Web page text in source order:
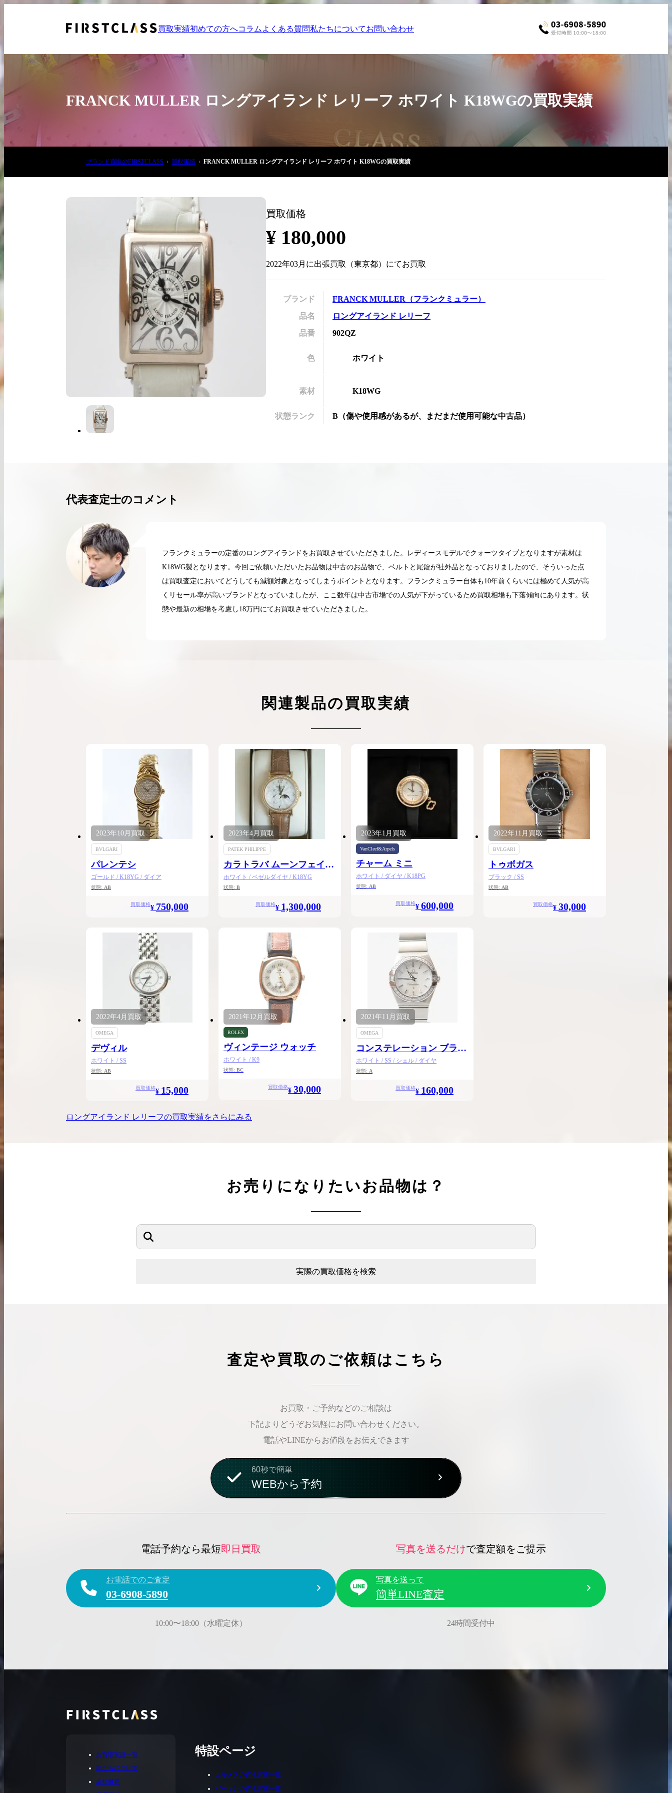
買取実績初めての方へコラム よくある質問私たちについてお問い合わせ
03-6908-5890
出張買取の
お申込み
LINE査定
ップしています
FRANCK MULLER ロングアイランド レリーフ ホワイト K18WGの買取実績
ブランド買取のFIRSTCLASS 買取実績 FRANCK MULLER ロングアイランド レリーフ ホワイト K18WGの買取実績
買取価格
¥ 180,000
2022年03月 に出張買取 （東京都）にてお買取
ブランド FRANCK MULLER （フランクミュラー）
品名
ロングアイランド レリーフ
品番
902QZ
色 ホワイト
素材 K18WG
状態ランク B （傷や使用感があるが、まだまだ使用可能な中古品）
代表査定士のコメント
フランクミュラーの定番のロングアイランドをお買取させていただきました。レディースモデルでクォーツタイプとなりますが素材は
K18WG製となります。今回ご依頼いただいたお品物は中古のお品物で、ベルトと尾錠が社外品となっておりましたので、そういった点
は買取査定においてどうしても減額対象となってしまうポイントとなります。フランクミュラー自体も10年前くらいには極めて人気が高
くリセール率が高いブランドとなっていましたが、ここ数年は中古市場での人気が下がっているため買取相場も下落傾向にあります。状
態や最新の相場を考慮し18万円にてお買取させていただきました。
関連製品の買取実績
2023年10月 買取
BVLGARI
パレンテシ
ゴールド / K18YG / ダイア
状態: AB
買取価格¥ 750,000
2023年4月 買取
PATEK PHILIPPE
カラトラバ ムーンフェイズ
コンプリケーテッド
ホワイト / ベゼルダイヤ / K18YG
状態: B
買取価格¥ 1,300,000
2023年1月 買取
VanCleef&Arpels
チャーム ミニ
ホワイト / ダイヤ / K18PG
状態: AB
買取価格¥ 600,000
2022年11月 買取
BVLGARI
トゥボガス
ブラック / SS
状態: AB
買取価格¥ 30,000
2022年4月 買取
OMEGA
デヴィル
ホワイト / SS
状態: AB
買取価格¥ 15,000
2021年12月 買取
ROLEX
ヴィンテージ ウォッチ
ホワイト / K9
状態: BC
買取価格¥ 30,000
2021年11月 買取
OMEGA
コンステレーション ブラッ
シュ
ホワイト / SS / シェル / ダイヤ
状態: A
買取価格¥ 160,000
ロングアイランド レリーフの買取実績をさらにみる
お売りになりたいお品物は？
実際の買取価格を検索
査定や買取のご依頼はこちら
お買取・ご予約などのご相談は
下記よりどうぞお気軽にお問い合わせください。
電話やLINEからお値段をお伝えできます
60秒で簡単
WEBから予約
電話予約なら最短即日買取
お電話でのご査定
03-6908-5890
10:00〜18:00（水曜定休）
写真を送るだけで査定額をご提示
写真を送って
簡単LINE査定
24時間受付中
お買取実績一覧
私たちについて
会社概要
特設ページ
エルメスの買取実績一覧
バーキンの買取実績一覧